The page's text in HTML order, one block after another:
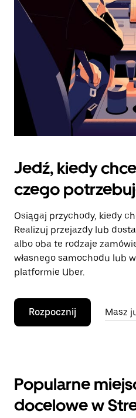
kalendarz.
Jedź, kiedy
czego
Osiągaj przychody, kiedy
Realizuj przejazdy lub
albo oba te rodzaje
własnego samochodu lub
platformie Uber.
Rozpocznij Masz
Popularne
docelowe w